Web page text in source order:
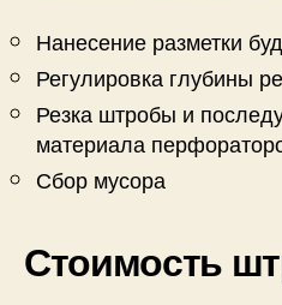
Нанесение разметки
Регулировка глубины
Резка штробы и
материала
Сбор мусора
Стоимость